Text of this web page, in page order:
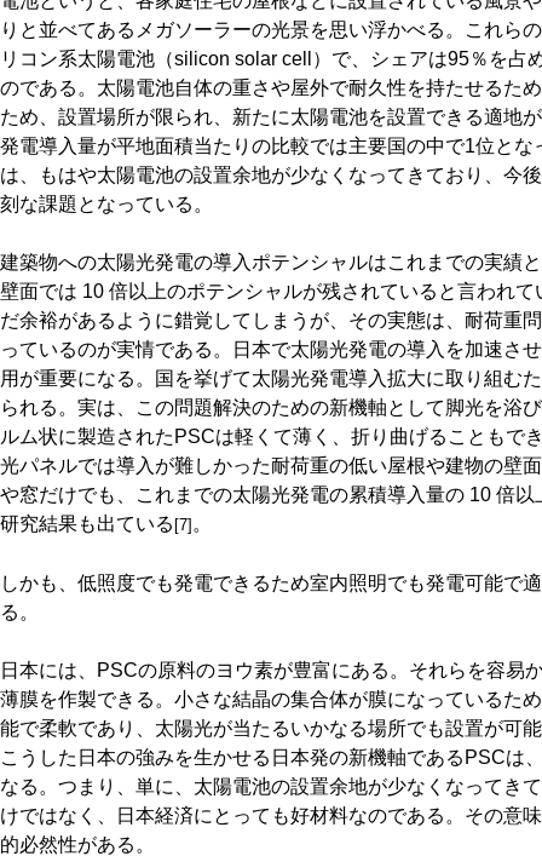
りと並べてあるメガソーラーの光景を思い浮かべる。これら
リコン系太陽電池（silicon solar cell）で、シェアは95％を占
のである。太陽電池自体の重さや屋外で耐久性を持たせるた
ため、設置場所が限られ、新たに太陽電池を設置できる適地
発電導入量が平地面積当たりの比較では主要国の中で1位と
は、もはや太陽電池の設置余地が少なくなってきており、今
刻な課題となっている。
建築物への太陽光発電の導入ポテンシャルはこれまでの実績
壁面では 10 倍以上のポテンシャルが残されていると言われ
だ余裕があるように錯覚してしまうが、その実態は、耐荷重
っているのが実情である。日本で太陽光発電の導入を加速さ
用が重要になる。国を挙げて太陽光発電導入拡大に取り組む
られる。実は、この問題解決のための新機軸として脚光を浴
ルム状に製造されたPSCは軽くて薄く、折り曲げることもで
光パネルでは導入が難しかった耐荷重の低い屋根や建物の壁
や窓だけでも、これまでの太陽光発電の累積導入量の 10 倍
研究結果も出ている [7] 。
しかも、低照度でも発電できるため室内照明でも発電可能で
る。
日本には、PSCの原料のヨウ素が豊富にある。それらを容易
薄膜を作製できる。小さな結晶の集合体が膜になっているた
能で柔軟であり、太陽光が当たるいかなる場所でも設置が可
こうした日本の強みを生かせる日本発の新機軸であるPSCは
なる。つまり、単に、太陽電池の設置余地が少なくなってき
けではなく、日本経済にとっても好材料なのである。その意
的必然性がある。